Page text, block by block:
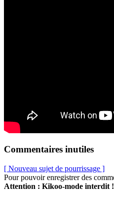
Commentaires inutiles
[ Nouveau sujet de pourrissage ]
Pour pouvoir enregistrer des
Attention : Kikoo-mode interdit !